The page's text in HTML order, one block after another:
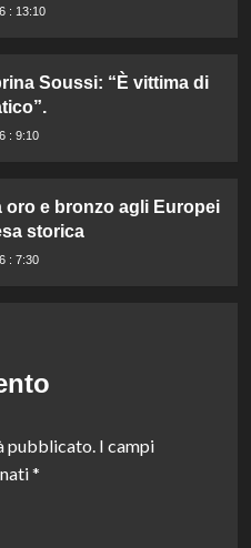
: 13:10
Soussi: “È vittima di
: 9:10
oro e bronzo agli Europei
storica
: 7:30
pubblicato. I campi
*